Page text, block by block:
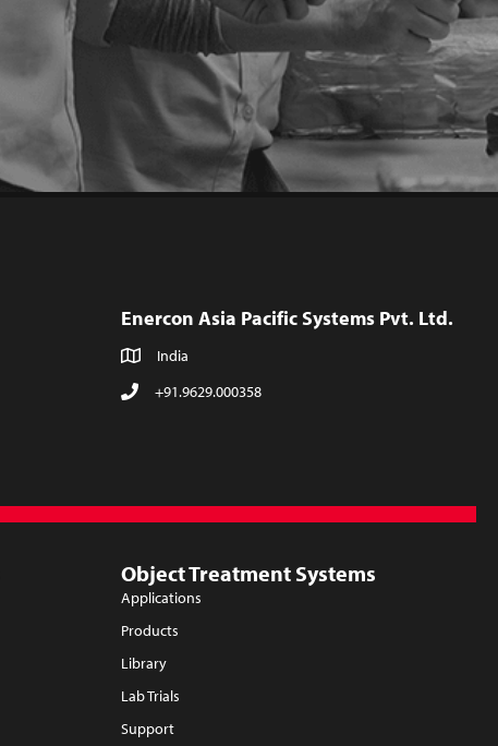
Enercon Asia Pacific Systems Pvt. Ltd.
India
+91.9629.000358
Object Treatment Systems
Applications
Products
Library
Lab Trials
Support